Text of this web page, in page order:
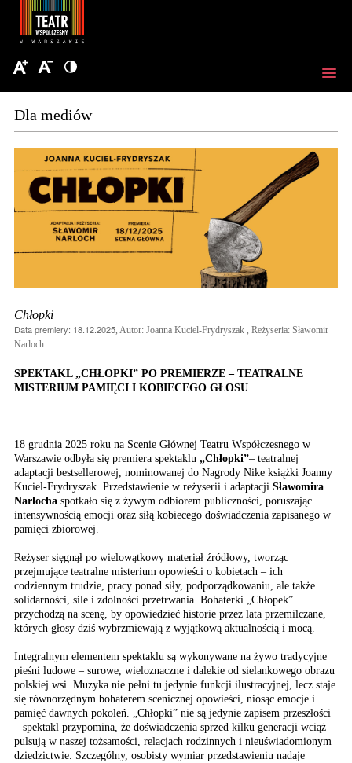
Dla mediów
Chłopki
Data premiery: 18.12.2025, Autor: Joanna Kuciel-Frydryszak , Reżyseria: Sławomir
Narloch
SPEKTAKL „CHŁOPKI” PO PREMIERZE – TEATRALNE
MISTERIUM PAMIĘCI I KOBIECEGO GŁOSU
18 grudnia 2025 roku na Scenie Głównej Teatru Współczesnego w
Warszawie odbyła się premiera spektaklu „Chłopki”– teatralnej
adaptacji bestsellerowej, nominowanej do Nagrody Nike książki Joanny
Kuciel-Frydryszak. Przedstawienie w reżyserii i adaptacji Sławomira
Narlocha spotkało się z żywym odbiorem publiczności, poruszając
intensywnością emocji oraz siłą kobiecego doświadczenia zapisanego w
pamięci zbiorowej.
Reżyser sięgnął po wielowątkowy materiał źródłowy, tworząc
przejmujące teatralne misterium opowieści o kobietach – ich
codziennym trudzie, pracy ponad siły, podporządkowaniu, ale także
solidarności, sile i zdolności przetrwania. Bohaterki „Chłopek”
przychodzą na scenę, by opowiedzieć historie przez lata przemilczane,
których głosy dziś wybrzmiewają z wyjątkową aktualnością i mocą.
Integralnym elementem spektaklu są wykonywane na żywo tradycyjne
pieśni ludowe – surowe, wieloznaczne i dalekie od sielankowego obrazu
polskiej wsi. Muzyka nie pełni tu jedynie funkcji ilustracyjnej, lecz staje
się równorzędnym bohaterem scenicznej opowieści, niosąc emocje i
pamięć dawnych pokoleń. „Chłopki” nie są jedynie zapisem przeszłości
– spektakl przypomina, że doświadczenia sprzed kilku generacji wciąż
pulsują w naszej tożsamości, relacjach rodzinnych i nieuświadomionym
dziedzictwie. Szczególny, osobisty wymiar przedstawieniu nadaje